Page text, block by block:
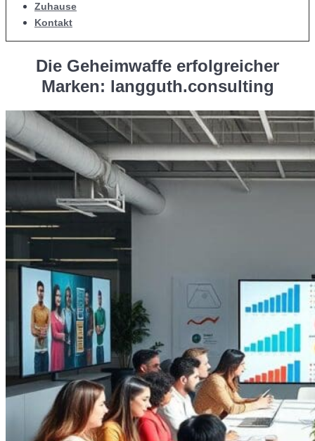
Zuhause
Kontakt
Die Geheimwaffe erfolgreicher
Marken: langguth.consulting